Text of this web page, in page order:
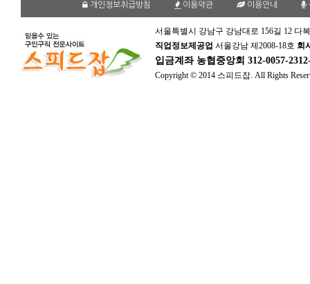
개인정보취급방침 이용약관 이용안내
서울특별시 강남구 강남대로 156길 12 다
직업정보제공업 서울강남 제2008-18호 회
입금계좌 농협중앙회 312-0057-
Copyright © 2014 스피드잡. All Rights